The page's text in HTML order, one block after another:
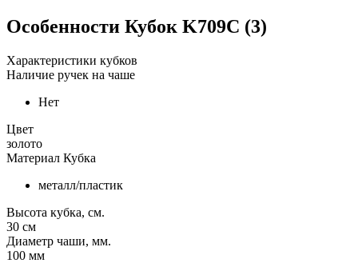
Особенности Кубок K709C (3)
Характеристики кубков
Наличие ручек на чаше
Нет
Цвет
золото
Материал Кубка
металл/пластик
Высота кубка, см.
30 см
Диаметр чаши, мм.
100 мм